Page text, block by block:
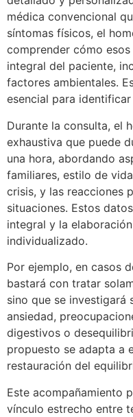
médica convencional
síntomas físicos, el
comprender cómo
integral del paciente,
factores ambientales.
esencial para
Durante la consulta, el
exhaustiva que puede
una hora, abordando
familiares, estilo de
crisis, y las reacciones
situaciones. Estos
integral y la
individualizado.
Por ejemplo, en casos
bastará con tratar
sino que se investigará
ansiedad,
digestivos o
propuesto se adapta a
restauración del
Este acompañamiento
vínculo estrecho entre